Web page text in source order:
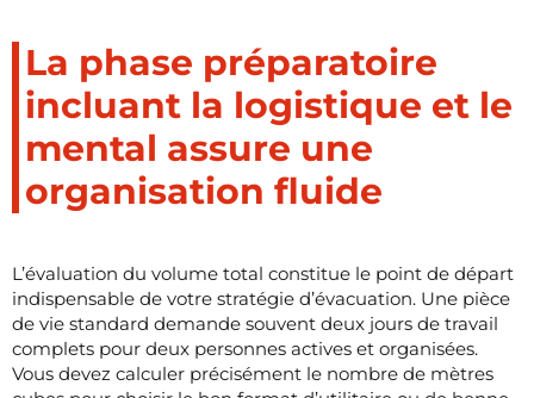
La phase préparatoire
incluant la logistique et le
mental assure une
organisation fluide
L’évaluation du volume total constitue le point de départ
indispensable de votre stratégie d’évacuation. Une pièce
de vie standard demande souvent deux jours de travail
complets pour deux personnes actives et organisées.
Vous devez calculer précisément le nombre de mètres